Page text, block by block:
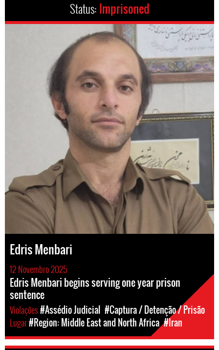
Status: Imprisoned
Edris Menbari
12 Novembro 2025
Edris Menbari begins serving one year prison
sentence
Violações#Assédio Judicial #Captura / Detenção / Prisão
Lugar#Region: Middle East and North Africa #Iran